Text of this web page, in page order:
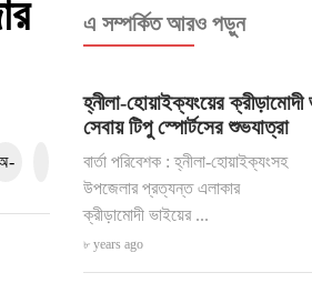
এ সম্পর্কিত আরও পড়ুন
হ্নীলা-হোয়াইক্যংয়ের ক্রীড়ামোদী
সেবায় টিপু স্পোর্টসের শুভযাত্রা
বার্তা পরিবেশক : হ্নীলা-হোয়াইক্যংসহ
উপজেলার প্রত্যন্ত এলাকার
ক্রীড়ামোদী ভাইয়ের ...
৮ years ago